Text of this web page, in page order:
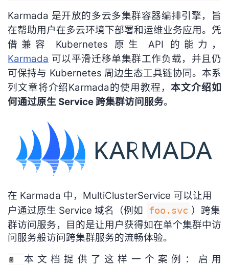
页
开
发
者
我
博
客
的
论
坛
我
的
圈
子
我
的
直
我
的
我
Karmada 是开放的多云多集群容器编排引擎，旨
在帮助用户在多云环境下部署和运维业务应用。凭
借兼容 Kubernetes 原生 API 的能力，
Karmada 可以平滑迁移单集群工作负载，并且仍
可保持与 Kubernetes 周边生态工具链协同。本系
列文章将介绍Karmada的使用教程，本文介绍如
何通过原生 Service 跨集群访问服务。
在 Karmada 中，MultiClusterService 可以让用
户通过原生 Service 域名（例如
foo.svc ）跨集
群访问服务，目的是让用户获得如在单个集群中访
问服务般访问跨集群服务的流畅体验。
📄 本文档提供了这样一个案例：启用